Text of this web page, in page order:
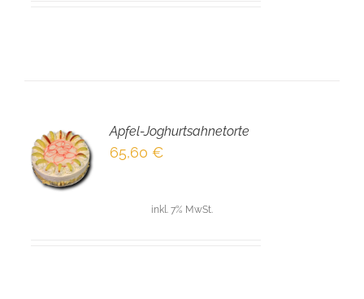
Apfel-Joghurtsahnetorte
65,60 €
inkl. 7% MwSt.